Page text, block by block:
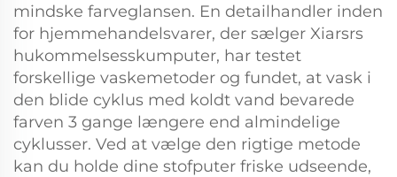
mindske farveglansen. En detailhandler inden
for hjemmehandelsvarer, der sælger Xiarsrs
hukommelsesskumputer, har testet
forskellige vaskemetoder og fundet, at vask i
den blide cyklus med koldt vand bevarede
farven 3 gange længere end almindelige
cyklusser. Ved at vælge den rigtige metode
kan du holde dine stofputer friske udseende,